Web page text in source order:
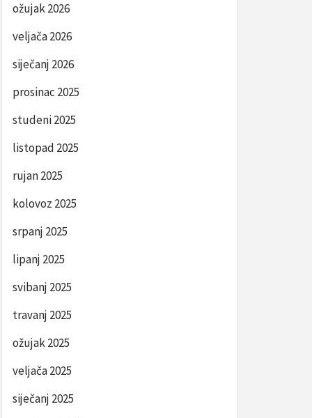
ožujak 2026
veljača 2026
siječanj 2026
prosinac 2025
studeni 2025
listopad 2025
rujan 2025
kolovoz 2025
srpanj 2025
lipanj 2025
svibanj 2025
travanj 2025
ožujak 2025
veljača 2025
siječanj 2025